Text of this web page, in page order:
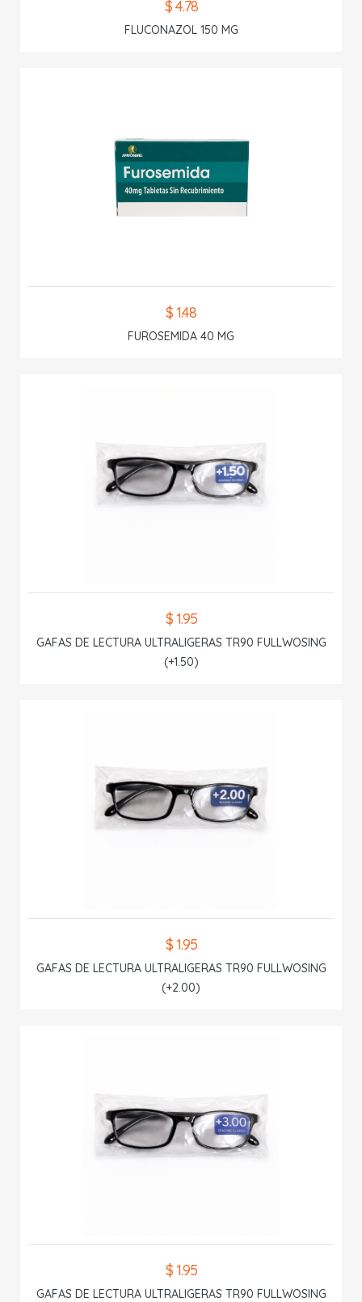
$ 4.78
FLUCONAZOL 150 MG
$ 1.48
FUROSEMIDA 40 MG
$ 1.95
GAFAS DE LECTURA ULTRALIGERAS TR90 FULLWOSING
(+1.50)
$ 1.95
GAFAS DE LECTURA ULTRALIGERAS TR90 FULLWOSING
(+2.00)
$ 1.95
GAFAS DE LECTURA ULTRALIGERAS TR90 FULLWOSING